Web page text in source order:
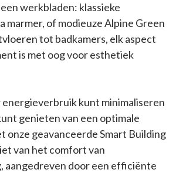
werkbladen: klassieke
marmer, of modieuze Alpine Green
tot badkamers, elk aspect
is met oog voor esthetiek
energieverbruik kunt minimaliseren
genieten van een optimale
onze geavanceerde Smart Building
van het comfort van
aangedreven door een efficiënte